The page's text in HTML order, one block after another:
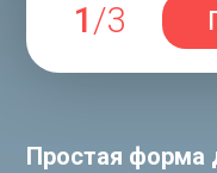
1/3
Простая форма